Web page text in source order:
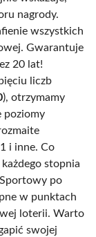
nagrody.
wszystkich
Gwarantuje
20 lat!
liczb
), otrzymamy
poziomy
i inne. Co
stopnia
po
w punktach
loterii. Warto
swojej